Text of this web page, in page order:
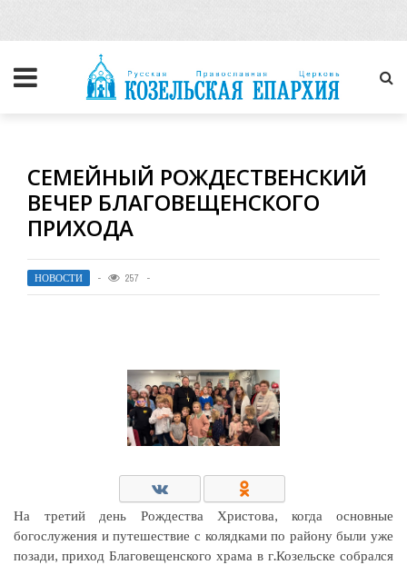
СЕМЕЙНЫЙ РОЖДЕСТВЕНСКИЙ
ВЕЧЕР БЛАГОВЕЩЕНСКОГО
ПРИХОДА
НОВОСТИ 257
На третий день Рождества Христова, когда основные
богослужения и путешествие с колядками по району были уже
позади, приход Благовещенского храма в г.Козельске собрался